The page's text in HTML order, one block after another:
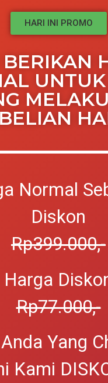
HARI INI PROMO
Normal
Diskon
Rp399.000,-
Harga
Rp77.000,-
Yang
Kami